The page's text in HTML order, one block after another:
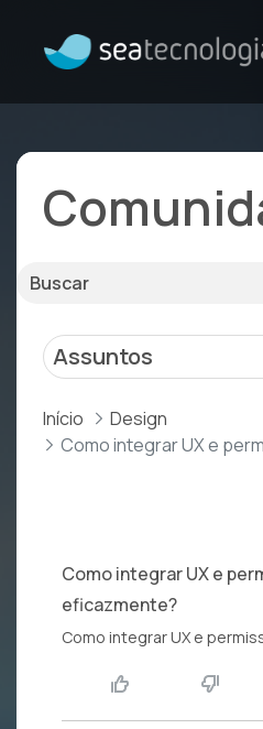
Como
Assuntos
Início
Design
Como integrar UX e
eficazmente?
Como integrar UX e